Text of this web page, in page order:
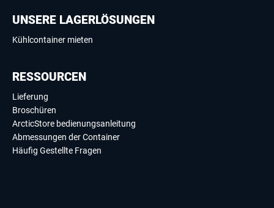
UNSERE LAGERLÖSUNGEN
Kühlcontainer mieten
RESSOURCEN
Lieferung
Broschüren
ArcticStore bedienungsanleitung
Abmessungen der Container
Häufig Gestellte Fragen